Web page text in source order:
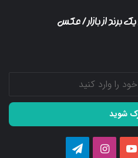
برند از بازار/ عکس
یوتیوباینستاگرامتلگرام